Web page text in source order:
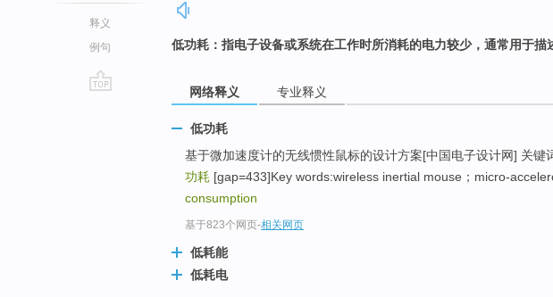
释义
例句
低功耗：指电子设备或系统在工作时所消耗的电力较少，通常用于描
网络释义 专业释义
低功耗
基于微加速度计的无线惯性鼠标的设计方案[中国电子设计网] 关键
功耗 [gap=433]Key words:wireless inertial mouse；micro-
consumption
基于823个网页-相关网页
低耗能
低耗电